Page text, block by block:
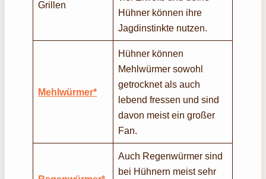
Grillen
Hühner können ihre
Jagdinstinkte nutzen.
Mehlwürmer*
Hühner können
Mehlwürmer sowohl
getrocknet als auch
lebend fressen und sind
davon meist ein großer
Fan.
Auch Regenwürmer sind
bei Hühnern meist sehr